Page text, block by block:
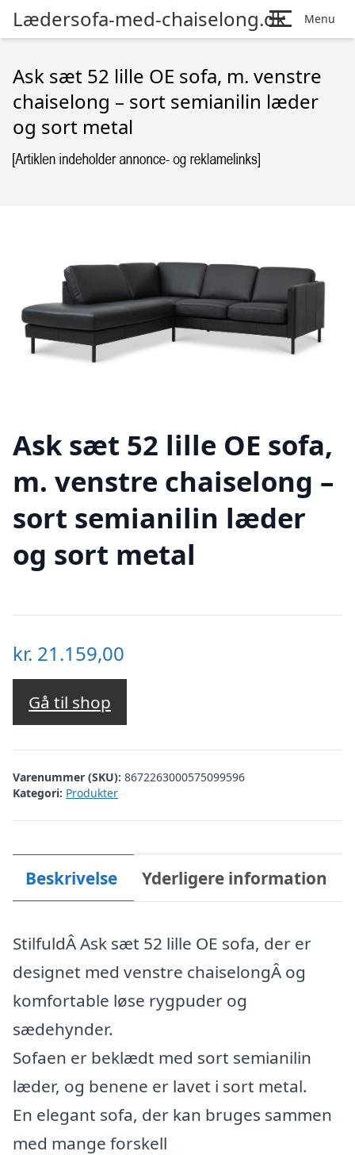
Lædersofa-med-chaiselong.dk Menu
Ask sæt 52 lille OE sofa, m. venstre
chaiselong – sort semianilin læder
og sort metal
Ask sæt 52 lille OE sofa,
m. venstre chaiselong –
sort semianilin læder
og sort metal
kr. 21.159,00
Gå til shop
Varenummer (SKU): 8672263000575099596
Kategori: Produkter
Beskrivelse Yderligere information
StilfuldÂ Ask sæt 52 lille OE sofa, der er
designet med venstre chaiselongÂ og
komfortable løse rygpuder og
sædehynder.
Sofaen er beklædt med sort semianilin
læder, og benene er lavet i sort metal.
En elegant sofa, der kan bruges sammen
med mange forskell